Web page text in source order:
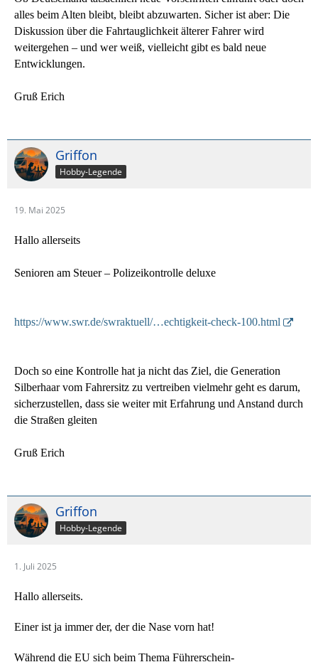
alles beim Alten bleibt, bleibt abzuwarten. Sicher ist aber: Die
Diskussion über die Fahrtauglichkeit älterer Fahrer wird
weitergehen – und wer weiß, vielleicht gibt es bald neue
Entwicklungen.
Gruß Erich
Griffon
Hobby-Legende
19. Mai 2025
Hallo allerseits
Senioren am Steuer – Polizeikontrolle deluxe
https://www.swr.de/swraktuell/…echtigkeit-check-100.html
Doch so eine Kontrolle hat ja nicht das Ziel, die Generation
Silberhaar vom Fahrersitz zu vertreiben vielmehr geht es darum,
sicherzustellen, dass sie weiter mit Erfahrung und Anstand durch
die Straßen gleiten
Gruß Erich
Griffon
Hobby-Legende
1. Juli 2025
Hallo allerseits.
Einer ist ja immer der, der die Nase vorn hat!
Während die EU sich beim Thema Führerschein-